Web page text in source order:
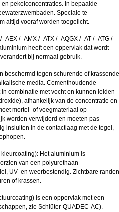
pekelconcentraties. In bepaalde
Speciale te
altijd vooraf worden toegelicht.
/ -AMX / -ATX / -AQGX / -AT / -ATG / -
heeft een oppervlak dat wordt
bij normaal gebruik.
beschermd tegen schurende of krassende
media. Cementhoudende
combinatie met vocht en kunnen leiden
afhankelijk van de concentratie en
mortel- of voegmateriaal op
worden verwijderd en moeten pas
insluiten in de contactlaag met de tegel,
Het aluminium is
van een polyurethaan
UV- en weerbestendig. Zichtbare randen
of krassen.
is een oppervlak met een
zie Schlüter-QUADEC-AC).